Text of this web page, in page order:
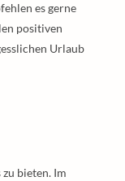
es gerne
positiven
Urlaub
bieten. Im